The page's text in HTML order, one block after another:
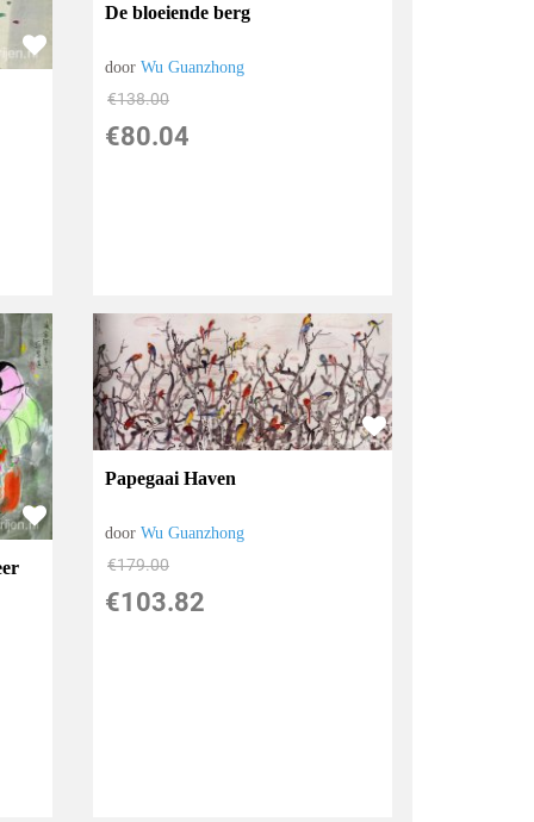
De bloeiende berg
doorWu Guanzhong
€138.00
€80.04
Papegaai Haven
doorWu Guanzhong
€179.00
€103.82